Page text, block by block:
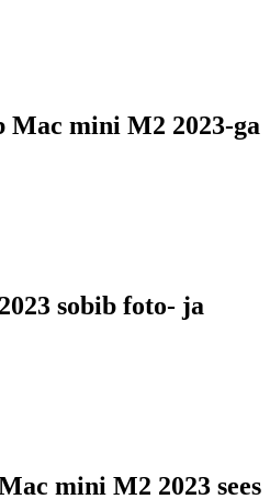
mini M2 2023-ga
sobib foto- ja
mini M2 2023 sees